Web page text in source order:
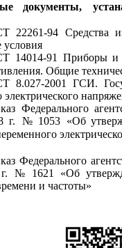
документы,
22261-94 Средства
условия
14014-91 Приборы и
Общие
8.027-2001 ГСИ.
электрического
Федерального
г. № 1053 «Об
Федерального
г. № 1621 «Об
и частоты»